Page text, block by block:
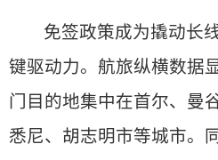
免签政策成为撬动长
键驱动力。航旅纵横数据
门目的地集中在首尔、曼
悉尼、胡志明市等城市。